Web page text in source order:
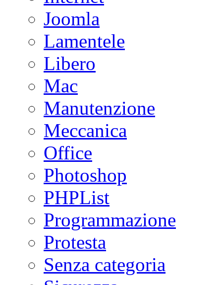
Joomla
Lamentele
Libero
Mac
Manutenzione
Meccanica
Office
Photoshop
PHPList
Programmazione
Protesta
Senza categoria